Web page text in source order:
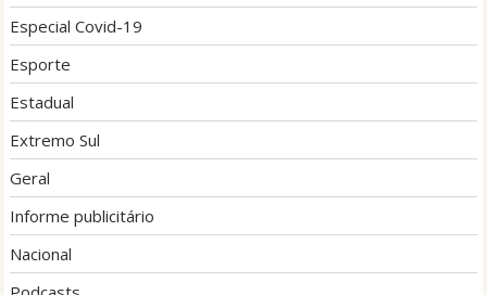
Especial Covid-19
Esporte
Estadual
Extremo Sul
Geral
Informe publicitário
Nacional